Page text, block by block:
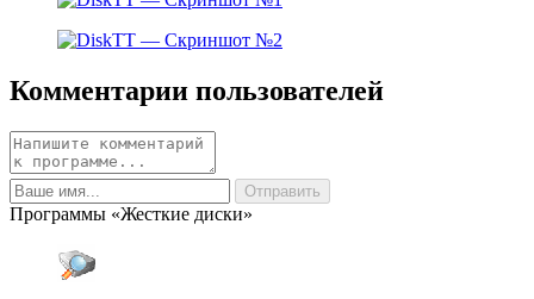
Комментарии пользователей
Программы «Жесткие диски»